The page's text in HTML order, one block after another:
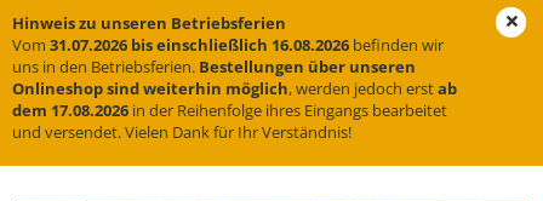
Hinweis zu unseren Betriebsferien
Vom 31.07.2026 bis einschließlich 16.08.2026 befinden wir
uns in den Betriebsferien. Bestellungen über unseren
Onlineshop sind weiterhin möglich, werden jedoch erstab
dem 17.08.2026 in der Reihenfolge ihres Eingangs bearbeitet
und versendet. Vielen Dank für Ihr Verständnis!
Kanzleischilder für Rechtsanwälte, Notare und
Steuerberater